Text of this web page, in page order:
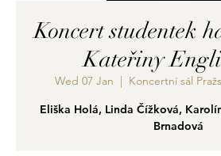
Koncert studentek
Kateřiny
Wed 07 Jan
  |
Koncertní sál
Eliška Holá, Linda Čížková,
Brnadová